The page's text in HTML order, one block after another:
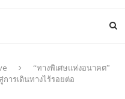
“ทางพิเศษแห่งอนาคต”
การเดินทางไร้รอยต่อ